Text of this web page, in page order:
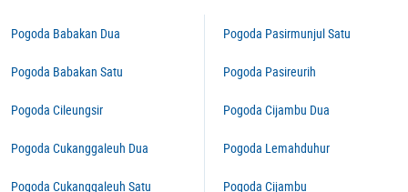
Pogoda Babakan Dua
Pogoda Babakan Satu
Pogoda Cileungsir
Pogoda Cukanggaleuh Dua
Pogoda Cukanggaleuh Satu
Pogoda Pasirmunjul Satu
Pogoda Pasireurih
Pogoda Cijambu Dua
Pogoda Lemahduhur
Pogoda Cijambu